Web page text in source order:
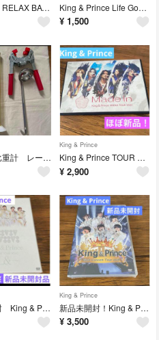
ブライト RELAX BATH aromatil forest 重炭酸入浴剤 King & Prince Life Goes On We Are Young
¥ 1,500
打栓器 比重計 レードル 試験紙 コネクタ アダプタ
King & Prince
King & Prince TOUR 2022～Made in～Blu-ray
¥ 2,900
新品未開封 King & Prince 2020 L＆ dvd
King & Prince
新品未開封！King & Prince First Tour 2018 DV
¥ 3,500